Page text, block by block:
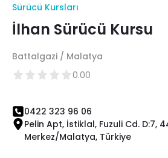
Sürücü Kursları
İlhan Sürücü Kursu
Battalgazi / Malatya
0.00
0422 323 96 06
Pelin Apt, İstiklal, Fuzuli Cd. D:7,
Merkez/Malatya, Türkiye